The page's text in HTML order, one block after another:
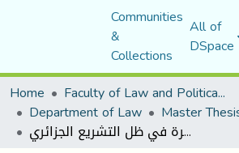
Communities
&
Collections
All of
DSpace
Home
Faculty of Law and Political Science
Department of Law Master
الحماية القضائية لألسرة في ظل التشريع الجزائري